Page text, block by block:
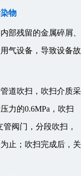
物
部残留的金属碎屑、
气设备，导致设备故
道吹扫，吹扫介质采
力的0.6MPa，吹扫
阀门，分段吹扫，
止；吹扫完成后，关